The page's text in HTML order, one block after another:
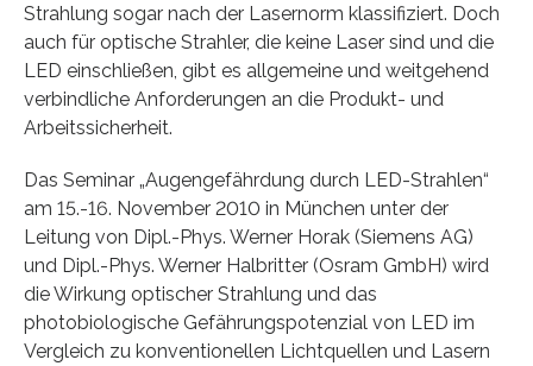
Strahlung sogar nach der Lasernorm klassifiziert. Doch
auch für optische Strahler, die keine Laser sind und die
LED einschließen, gibt es allgemeine und weitgehend
verbindliche Anforderungen an die Produkt- und
Arbeitssicherheit.
Das Seminar „Augengefährdung durch LED-Strahlen“
am 15.-16. November 2010 in München unter der
Leitung von Dipl.-Phys. Werner Horak (Siemens AG)
und Dipl.-Phys. Werner Halbritter (Osram GmbH) wird
die Wirkung optischer Strahlung und das
photobiologische Gefährungspotenzial von LED im
Vergleich zu konventionellen Lichtquellen und Lasern